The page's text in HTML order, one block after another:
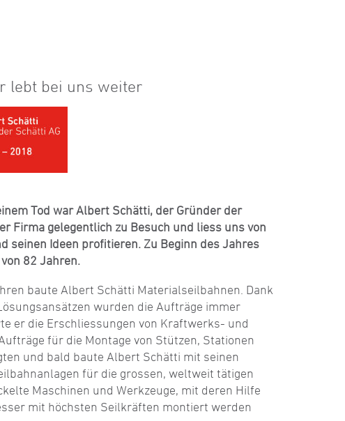
lebt bei uns weiter
Tod war Albert Schätti, der Gründer der
Firma gelegentlich zu Besuch und liess uns von
seinen Ideen profitieren. Zu Beginn des Jahres
82 Jahren.
baute Albert Schätti Materialseilbahnen. Dank
wurden die Aufträge immer
er die Erschliessungen von Kraftwerks- und
für die Montage von Stützen, Stationen
und bald baute Albert Schätti mit seinen
für die grossen, weltweit tätigen
Maschinen und Werkzeuge, mit deren Hilfe
mit höchsten Seilkräften montiert werden